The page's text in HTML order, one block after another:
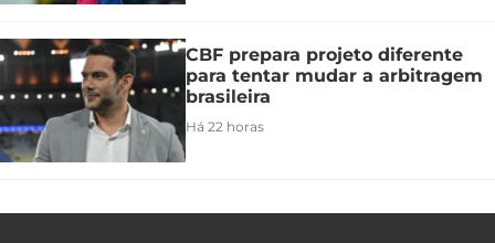
CBF prepara projeto diferente
para tentar mudar a arbitragem
brasileira
Há 22 horas